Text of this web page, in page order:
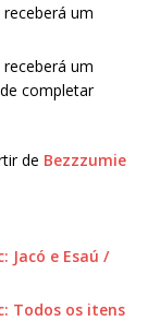
um
um
completar
de Bezzzumie
Jacó e Esaú /
Todos os itens